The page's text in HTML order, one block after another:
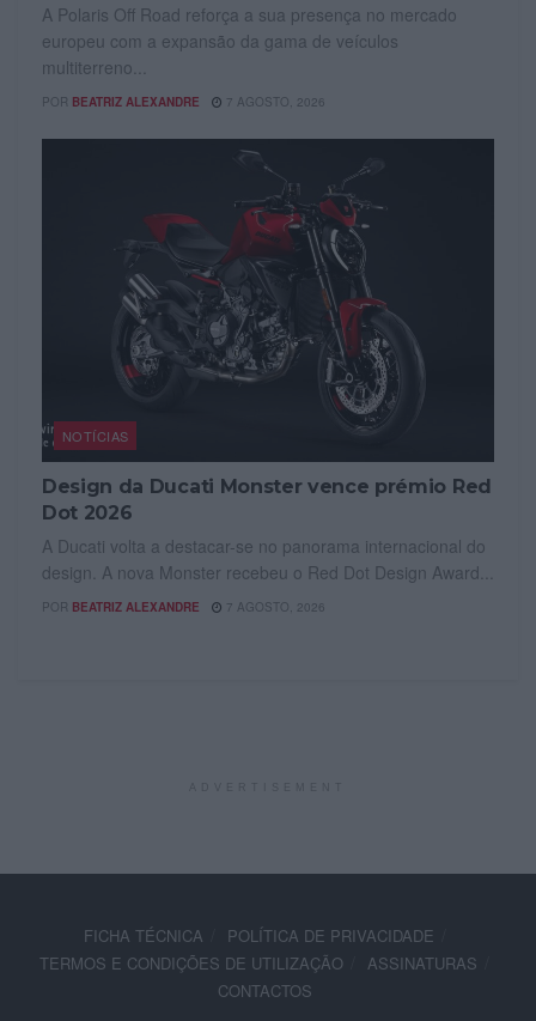
A Polaris Off Road reforça a sua presença no mercado
europeu com a expansão da gama de veículos
multiterreno...
POR BEATRIZ ALEXANDRE 7 AGOSTO, 2026
NOTÍCIAS
Design da Ducati Monster vence prémio Red
Dot 2026
A Ducati volta a destacar-se no panorama internacional do
design. A nova Monster recebeu o Red Dot Design Award...
POR BEATRIZ ALEXANDRE 7 AGOSTO, 2026
FICHA TÉCNICA
POLÍTICA DE PRIVACIDADE
TERMOS E CONDIÇÕES DE UTILIZAÇÃO
ASSINATURAS
CONTACTOS